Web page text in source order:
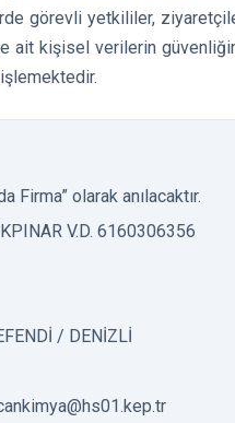
görevli yetkililer,
kişisel verilerin
Firma” olarak anılacaktır.
V.D. 6160306356
/ DENİZLİ